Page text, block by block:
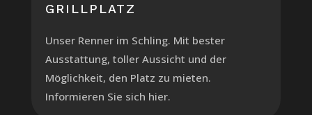
GRILLPLATZ
Unser Renner im Schling. Mit bester
Ausstattung, toller Aussicht und der
Möglichkeit, den Platz zu mieten.
Informieren Sie sich hier.